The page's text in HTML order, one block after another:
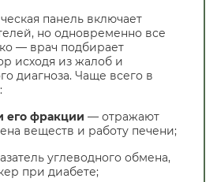
панель включает
но одновременно все
— врач подбирает
исходя из жалоб и
диагноза. Чаще всего в
его фракции — отражают
веществ и работу печени;
углеводного обмена,
при диабете;